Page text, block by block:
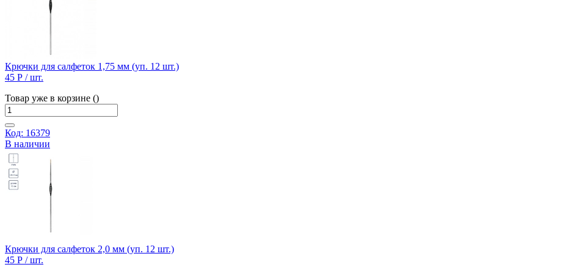
Крючки для салфеток 1,75 мм (уп. 12 шт.)
45 Р / шт.
Товар уже в корзине ()
Код: 16379
В наличии
Крючки для салфеток 2,0 мм (уп. 12 шт.)
45 Р / шт.